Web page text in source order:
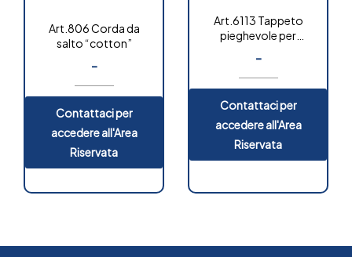
Art.806 Corda da
salto “cotton”
-
Contattaci per
accedere all'Area
Riservata
Art.6113 Tappeto
pieghevole per
-
Contattaci per
accedere all'Area
Riservata